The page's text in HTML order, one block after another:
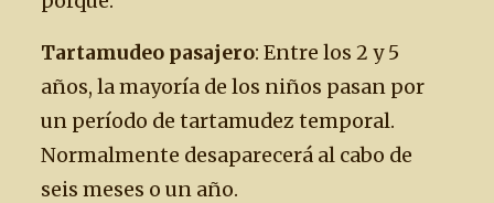
Tartamudeo pasajero: Entre los 2 y 5
años, la mayoría de los niños pasan por
un período de tartamudez temporal.
Normalmente desaparecerá al cabo de
seis meses o un año.